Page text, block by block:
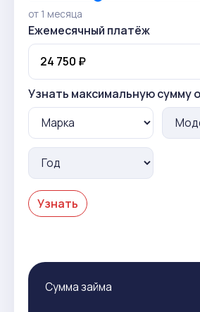
от 1 месяца
Ежемесячный платёж
Узнать максимальную сумму
Узнать
Сумма займа